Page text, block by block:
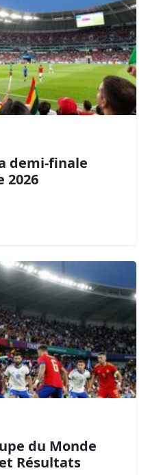
demi-finale
2026
du Monde
Résultats